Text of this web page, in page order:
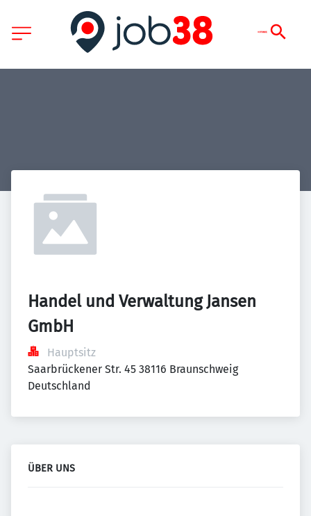
Handel und Verwaltung Jansen
GmbH
Hauptsitz
Saarbrückener Str. 45 38116 Braunschweig
Deutschland
ÜBER UNS